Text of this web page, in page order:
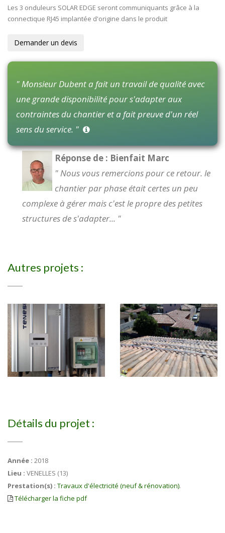
Les 3 onduleurs SOLAR EDGE seront communiquants grâce à la
connectique RJ45 implantée d'origine dans le produit
Demander un devis
" Monsieur Dubent a fait un travail de qualité avec
une grande disponibilité pour s'adapter aux
contraintes du chantier et a fait preuve d'un réel
sens du service. "
Réponse de : Bienfait Marc
" Nous vous remercions pour ce retour. le
chantier par phase était certes un peu
complexe à gérer mais c'est le propre des petites
structures de s'adapter... "
Autres projets :
Détails du projet :
Année : 2018
Lieu : VENELLES (13)
Prestation(s) : Travaux d'électricité (neuf & rénovation).
Télécharger la fiche pdf